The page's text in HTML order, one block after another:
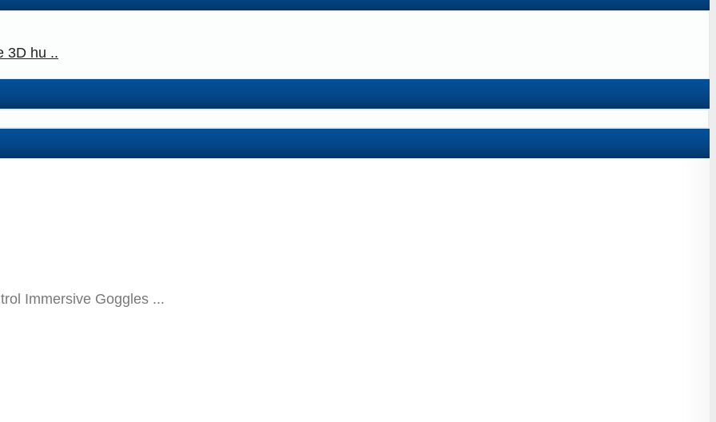
3D hu ..
Immersive Goggles ...